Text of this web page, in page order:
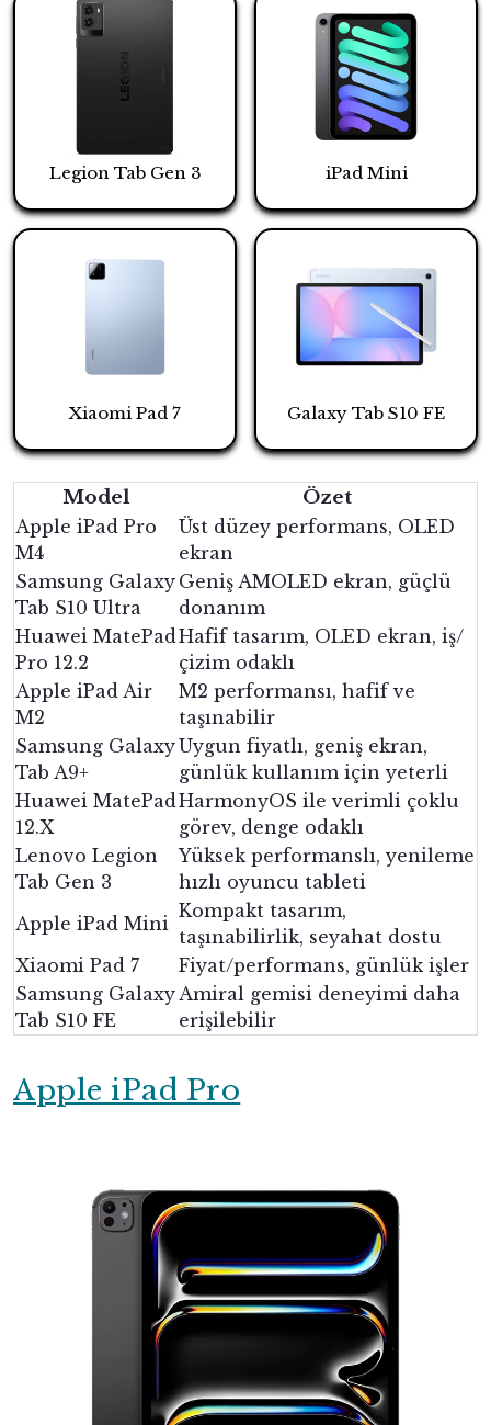
Legion Tab Gen 3 iPad Mini
Xiaomi Pad 7 Galaxy Tab S10 FE
Model Özet
Apple iPad Pro
M4
Üst düzey performans, OLED
ekran
Samsung Galaxy
Tab S10 Ultra
Geniş AMOLED ekran, güçlü
donanım
Huawei MatePad
Pro 12.2
Hafif tasarım, OLED ekran, iş/
çizim odaklı
Apple iPad Air
M2
M2 performansı, hafif ve
taşınabilir
Samsung Galaxy
Tab A9+
Uygun fiyatlı, geniş ekran,
günlük kullanım için yeterli
Huawei MatePad
12.X
HarmonyOS ile verimli çoklu
görev, denge odaklı
Lenovo Legion
Tab Gen 3
Yüksek performanslı, yenileme
hızlı oyuncu tableti
Apple iPad Mini
Kompakt tasarım,
taşınabilirlik, seyahat dostu
Xiaomi Pad 7
Fiyat/performans, günlük işler
Samsung Galaxy
Tab S10 FE
Amiral gemisi deneyimi daha
erişilebilir
Apple iPad Pro